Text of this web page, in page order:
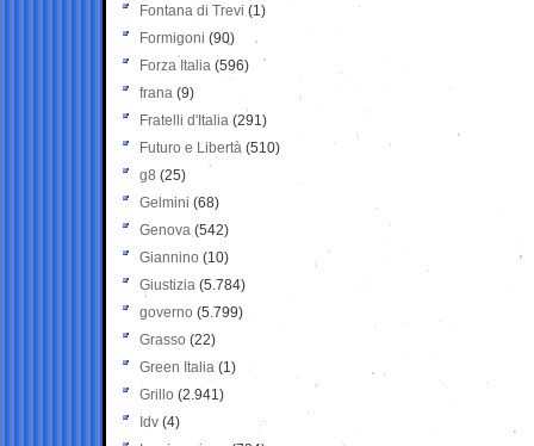
Fontana di Trevi (1)
Formigoni (90)
Forza Italia (596)
frana (9)
Fratelli d'Italia (291)
Futuro e Libertà (510)
g8 (25)
Gelmini (68)
Genova (542)
Giannino (10)
Giustizia (5.784)
governo (5.799)
Grasso (22)
Green Italia (1)
Grillo (2.941)
Idv (4)